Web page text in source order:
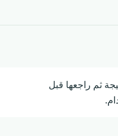
ثم راجعها قبل